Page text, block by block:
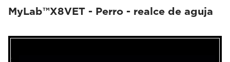
MyLab™X8VET - Perro - realce de aguja